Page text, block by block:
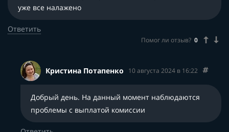
уже все налажено
Ответить
Помог ли отзыв? 0
Кристина Потапенко 10 августа 2024 в 16:22
Добрый день. На данный момент наблюдаются
проблемы с выплатой комиссии